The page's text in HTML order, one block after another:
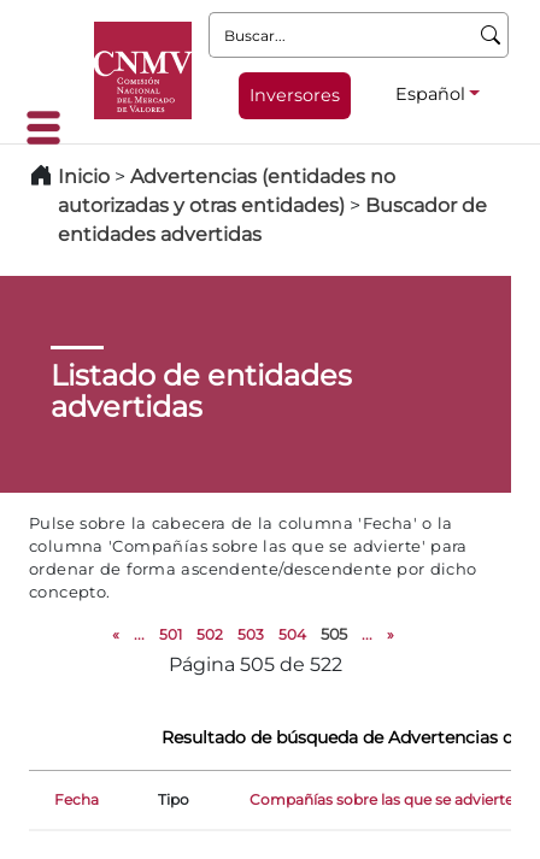
Buscar:
Inversores Español
Inicio > Advertencias (entidades no
autorizadas y otras entidades) > Buscador de
entidades advertidas
Listado de entidades
advertidas
Pulse sobre la cabecera de la columna 'Fecha' o la
columna 'Compañías sobre las que se advierte' para
ordenar de forma ascendente/descendente por dicho
concepto.
« ... 501 502 503 504 505 ... »
Página 505 de 522
Resultado de búsqueda de Advertencias de
Fecha Tipo Compañías sobre las que se advierte